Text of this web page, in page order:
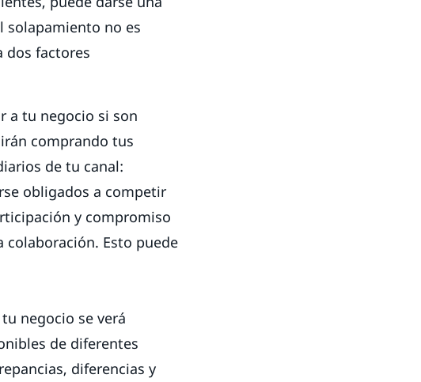
solapamiento no es
dos factores
a tu negocio si son
comprando tus
de tu canal:
obligados a competir
y compromiso
colaboración. Esto puede
negocio se verá
de diferentes
diferencias y